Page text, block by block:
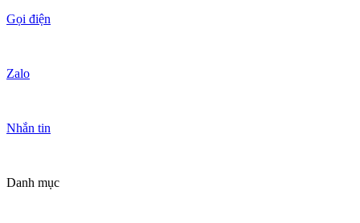
Gọi điện
Zalo
Nhắn tin
Danh mục